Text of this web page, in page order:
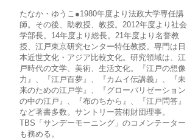
たなか・ゆうこ●1980年度より法政大学専任講
師。その後、助教授、教授。2012年度より社会
学部長。14年度より総長。21年度より名誉教
授、江戸東京研究センター特任教授。専門は日
本近世文化・アジア比較文化。研究領域は、江
戸時代の文学、美術、生活文化。『江戸の想像
力』、『江戸百夢』、『カムイ伝講義』、『未
来のための江戸学』、『グローバリゼーション
の中の江戸』、『布のちから』、『江戸問答』
など著書多数。サントリー芸術財団理事。
TBS「サンデーモーニング」のコメンテーター
も務める。